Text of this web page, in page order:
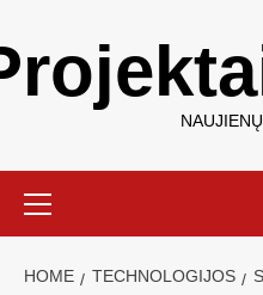
HOME TECHNOLOGIJOS